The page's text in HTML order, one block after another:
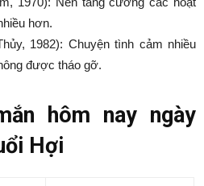
hơn.
1982): Chuyện tình cảm nhiều
được tháo gỡ.
hôm nay ngày
Hợi